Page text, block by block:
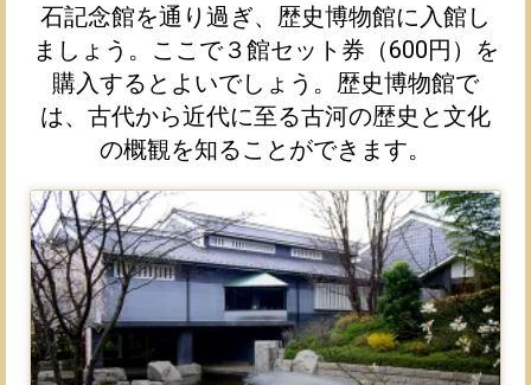
石記念館を通り過ぎ、歴史博物館に入館し
ましょう。ここで３館セット券（600円）を
購入するとよいでしょう。歴史博物館で
は、古代から近代に至る古河の歴史と文化
の概観を知ることができます。